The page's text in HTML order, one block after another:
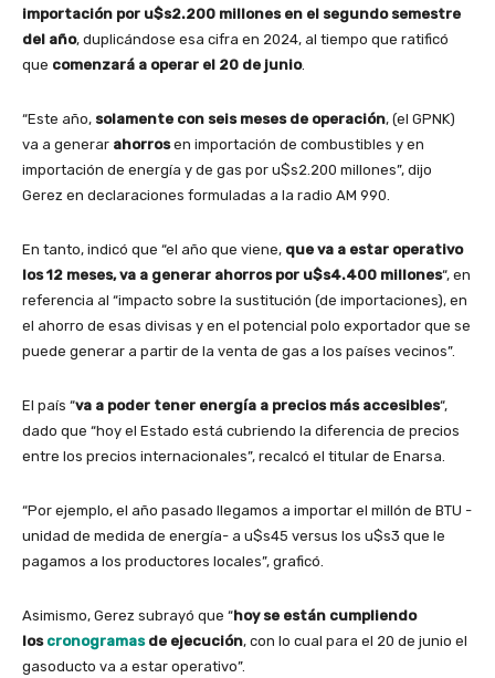
importación por u$s2.200 millones en el segundo semestre
del año, duplicándose esa cifra en 2024, al tiempo que ratificó
que comenzará a operar el 20 de junio.
“Este año, solamente con seis meses de operación, (el GPNK)
va a generar ahorrosen importación de combustibles y en
importación de energía y de gas por u$s2.200 millones”, dijo
Gerez en declaraciones formuladas a la radio AM 990.
En tanto, indicó que “el año que viene, que va a estar operativo
los 12 meses, va a generar ahorros por u$s4.400 millones“, en
referencia al “impacto sobre la sustitución (de importaciones), en
el ahorro de esas divisas y en el potencial polo exportador que se
puede generar a partir de la venta de gas a los países vecinos”.
El país “va a poder tener energía a precios más accesibles“,
dado que “hoy el Estado está cubriendo la diferencia de precios
entre los precios internacionales”, recalcó el titular de Enarsa.
“Por ejemplo, el año pasado llegamos a importar el millón de BTU -
unidad de medida de energía- a u$s45 versus los u$s3 que le
pagamos a los productores locales”, graficó.
Asimismo, Gerez subrayó que “hoy se están cumpliendo
los cronogramas de ejecución, con lo cual para el 20 de junio el
gasoducto va a estar operativo”.